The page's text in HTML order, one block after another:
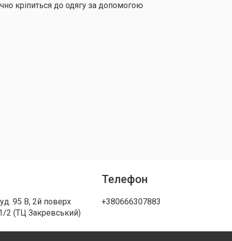
кріпиться до одягу за допомогою
95 В, 2й поверх
2 (ТЦ Закревський)
Телефон
+380666307883